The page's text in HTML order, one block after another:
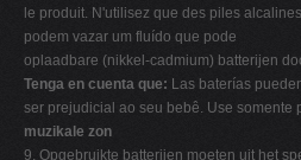
le produit. N'utilisez que des piles
podem vazar um fluído que pode
oplaadbare (nikkel-cadmium) batterijen
Tenga en cuenta que: Las baterías
ser prejudicial ao seu bebê. Use somente
muzikale zon
9. Opgebruikte batterijen moeten uit het